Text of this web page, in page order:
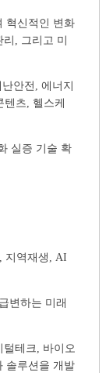
혁신적인 변화
, 그리고 미
안전, 에너지
츠, 헬스케
실증 기술 확
지역재생, AI
변하는 미래
털테크, 바이오
솔루션을 개발